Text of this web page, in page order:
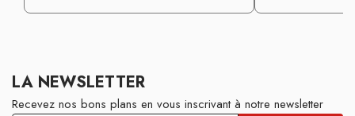
LA NEWSLETTER
Recevez nos bons plans en vous inscrivant à notre newsletter